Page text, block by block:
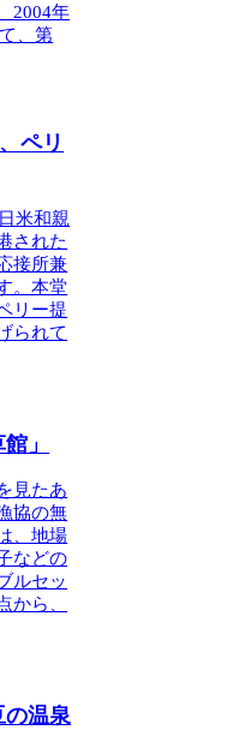
2004年
、第
ペリ
米和親
された
接所兼
。本堂
リー提
られて
」
見たあ
協の無
、地場
などの
ルセッ
から、
温泉